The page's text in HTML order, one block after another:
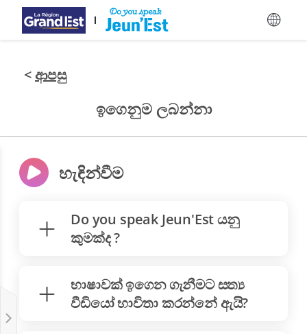
ප්‍රධාන අන්තර්ගතයට යන්න
<ආපසු
ඉගෙනුම ලබන්නා
හැඳින්වීම
Do you speak Jeun'Est යනු
කුමක්ද ?
භාෂාවක් ඉගෙන ගැනීමට සත්‍ය
වීඩියෝ භාවිතා කරන්නේ ඇයි?